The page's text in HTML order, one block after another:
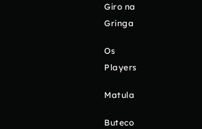
Giro na
Gringa
Os
Players
Matula
Buteco